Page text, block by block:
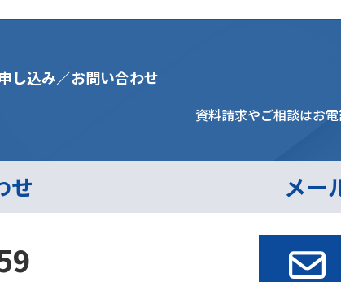
し込み／お問い合わせ
資料請求やご相談はお
せ メー